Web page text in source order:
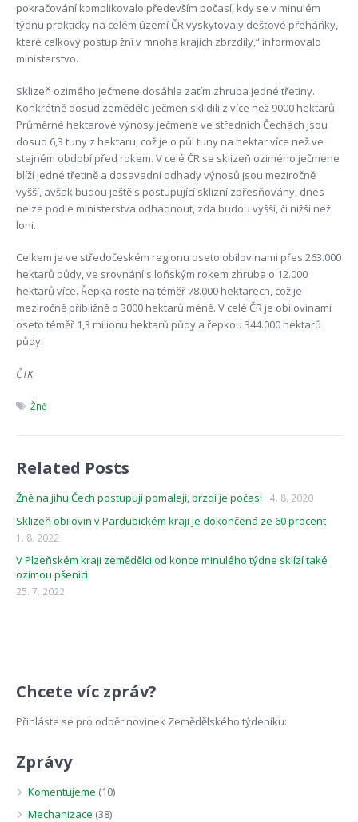
pokračování komplikovalo především počasí, kdy se v minulém
týdnu prakticky na celém území ČR vyskytovaly dešťové přeháňky,
které celkový postup žní v mnoha krajích zbrzdily,“ informovalo
ministerstvo.
Sklizeň ozimého ječmene dosáhla zatím zhruba jedné třetiny.
Konkrétně dosud zemědělci ječmen sklidili z více než 9000 hektarů.
Průměrné hektarové výnosy ječmene ve středních Čechách jsou
dosud 6,3 tuny z hektaru, což je o půl tuny na hektar více než ve
stejném období před rokem. V celé ČR se sklizeň ozimého ječmene
blíží jedné třetině a dosavadní odhady výnosů jsou meziročně
vyšší, avšak budou ještě s postupující sklizní zpřesňovány, dnes
nelze podle ministerstva odhadnout, zda budou vyšší, či nižší než
loni.
Celkem je ve středočeském regionu oseto obilovinami přes 263.000
hektarů půdy, ve srovnání s loňským rokem zhruba o 12.000
hektarů více. Řepka roste na téměř 78.000 hektarech, což je
meziročně přibližně o 3000 hektarů méně. V celé ČR je obilovinami
oseto téměř 1,3 milionu hektarů půdy a řepkou 344.000 hektarů
půdy.
ČTK
Žně
Related Posts
Žně na jihu Čech postupují pomaleji, brzdí je počasí 4. 8. 2020
Sklizeň obilovin v Pardubickém kraji je dokončená ze 60 procent
1. 8. 2022
V Plzeňském kraji zemědělci od konce minulého týdne sklízí také
ozimou pšenici
25. 7. 2022
Chcete víc zpráv?
Přihláste se pro odběr novinek Zemědělského týdeníku:
Zprávy
Komentujeme (10)
Mechanizace (38)